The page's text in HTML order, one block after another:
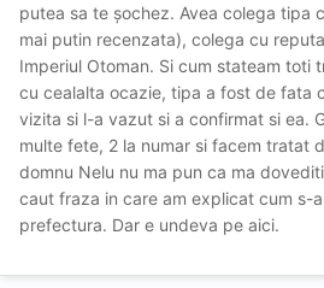
Dar am am o nedumerire totusi
multe fete, nu doar una despre
ursulake?
Daca ar fi sa
absoluta a curiozitatii asta clar e sa
Dupa ce ai aflat asta poti sa
stii tot! nu mai ai nimic nou de
PS: Cui ii pasa cine-i ursulake?
putea sa te șochez. Avea colega tipa
mai putin recenzata), colega cu
Imperiul Otoman. Si cum stateam toti
cu cealalta ocazie, tipa a fost de fata
vizita si l-a vazut si a confirmat si ea.
multe fete, 2 la numar si facem tratat
domnu Nelu nu ma pun ca ma
caut fraza in care am explicat cum s-
prefectura. Dar e undeva pe aici.